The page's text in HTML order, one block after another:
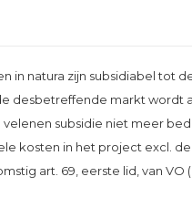
in natura zijn subsidiabel tot
desbetreffende markt wordt
subsidie niet meer
kosten in het project excl.
art. 69, eerste lid, van VO